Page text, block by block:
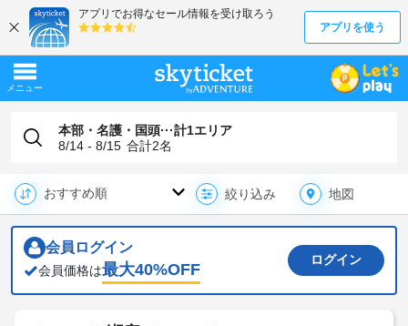
本部・名護・国頭···計1エリア
8/14 - 8/15 合計2名
絞り込み 地図
会員ログイン
会員価格は最大40%OFF
ログイン